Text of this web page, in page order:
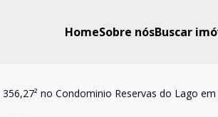
HomeSobre nósBuscar
no Condominio Reservas do Lago